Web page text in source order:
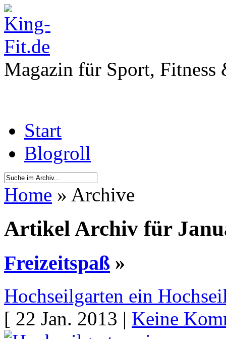
Magazin für Sport, Fitness
Start
Blogroll
Home » Archive
Artikel Archiv für
Freizeitspaß »
Hochseilgarten ein
[ 22 Jan. 2013 | Keine